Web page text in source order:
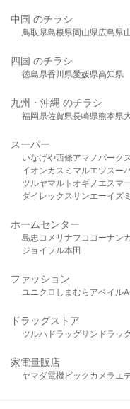
中国 のチラシ
鳥取県島根県岡山県広島県
四国 のチラシ
徳島県香川県愛媛県高知県
九州・沖縄 のチラシ
福岡県佐賀県長崎県熊本県
スーパー
いなげや西條アマノパーク
イオンカスミ マルエツスー
ツルヤマルト オギノ エスマ
ダイレックスサンエーイズ
ホームセンター
島忠 コメリ ナフコ コーナン
ジョイフル本田
ファッション
ユニクロ しまむら アベイル
ドラッグストア
ツルハドラッグサンドラッ
家電量販店
ヤマダ電機ビックカメラ エ